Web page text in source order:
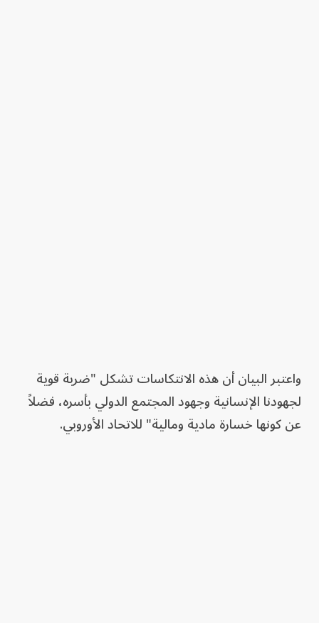
واعتبر البيان أن هذه الانتكاسات تشكل "ضربة قوية
لجهودنا الإنسانية وجهود المجتمع الدولي بأسره، فضلاً
عن كونها خسارة مادية ومالية" للاتحاد الأوروبي.